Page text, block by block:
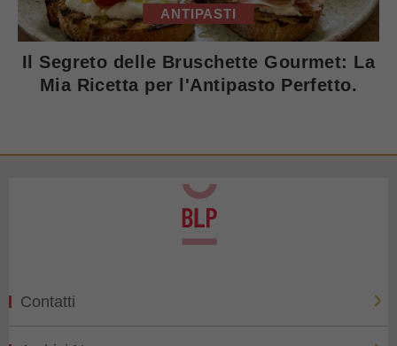
ANTIPASTI
Il Segreto delle Bruschette Gourmet: La
Mia Ricetta per l'Antipasto Perfetto.
Contatti